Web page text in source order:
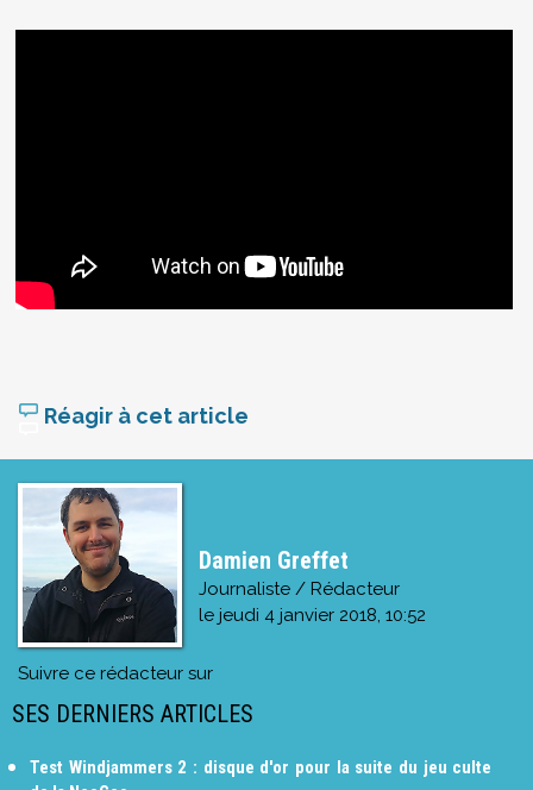
Réagir à cet article
Damien Greffet
Journaliste / Rédacteur
le jeudi 4 janvier 2018, 10:52
Suivre ce rédacteur sur
SES DERNIERS ARTICLES
Test Windjammers 2 : disque d'or pour la suite du jeu culte